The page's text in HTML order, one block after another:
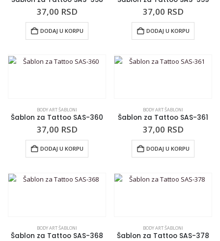
37,00 RSD
DODAJ U KORPU
37,00 RSD
DODAJ U KORPU
BODY ART ŠABLONI
Šablon za Tattoo SAS-360
37,00 RSD
DODAJ U KORPU
BODY ART ŠABLONI
Šablon za Tattoo SAS-361
37,00 RSD
DODAJ U KORPU
BODY ART ŠABLONI
Šablon za Tattoo SAS-368
BODY ART ŠABLONI
Šablon za Tattoo SAS-378